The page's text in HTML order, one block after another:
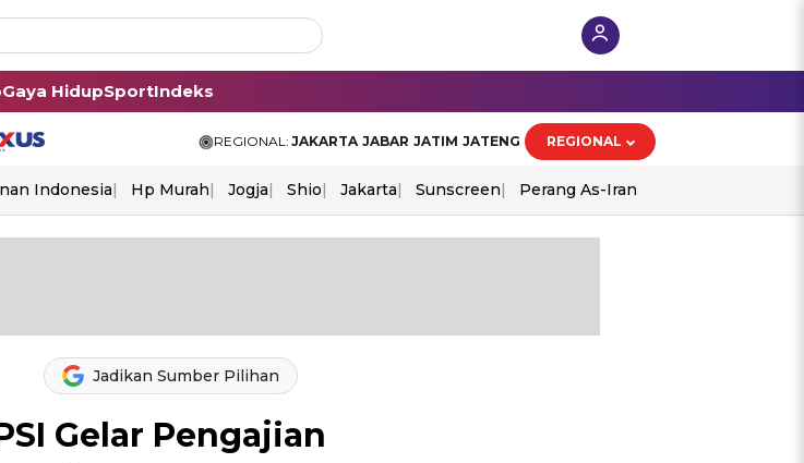
Gaya HidupSportIndeks
REGIONAL: JAKARTA JABAR JATIM JATENG REGIONAL
Indonesia Hp Murah Jogja Shio Jakarta Sunscreen Perang As-Iran
Jadikan Sumber Pilihan
Gelar Pengajian